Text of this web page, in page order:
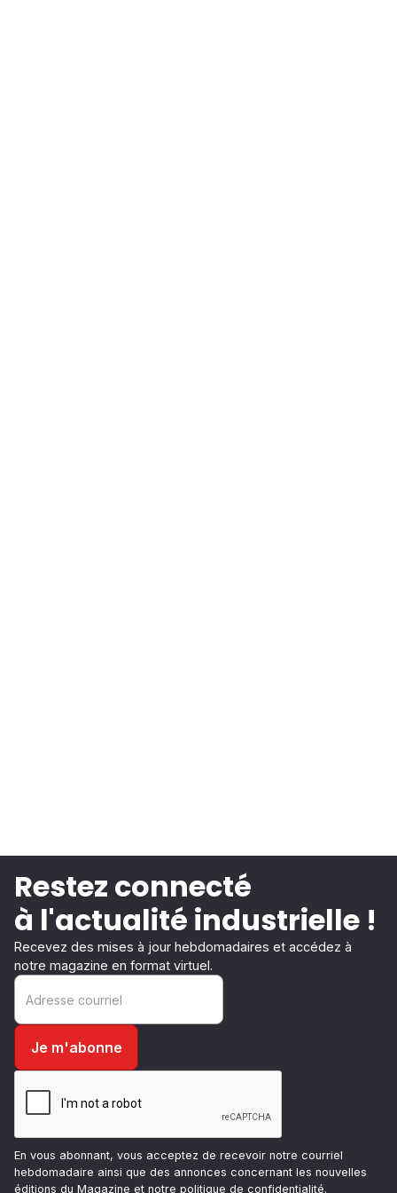
Restez connecté
à l'actualité industrielle !
Recevez des mises à jour hebdomadaires et accédez à
notre magazine en format virtuel.
En vous abonnant, vous acceptez de recevoir notre courriel
hebdomadaire ainsi que des annonces concernant les nouvelles
éditions du Magazine et notre politique de confidentialité.